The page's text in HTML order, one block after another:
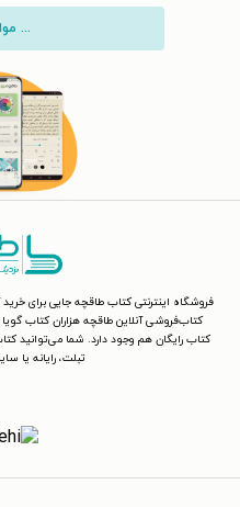
...
فروشگاه اینترنتی کتاب طاقچه جایی برای
کتاب‌فروشی آنلاین طاقچه هزاران کتاب
کتاب رایگان هم وجود دارد. شما می‌توانید
تبلت، رایانه یا